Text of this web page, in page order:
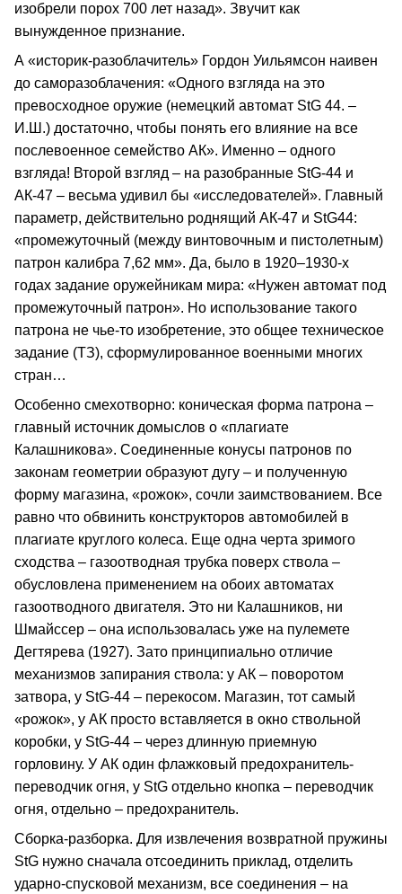
изобрели порох 700 лет назад». Звучит как
вынужденное признание.
А «историк-разоблачитель» Гордон Уильямсон наивен
до саморазоблачения: «Одного взгляда на это
превосходное оружие (немецкий автомат StG 44. –
И.Ш.) достаточно, чтобы понять его влияние на все
послевоенное семейство АК». Именно – одного
взгляда! Второй взгляд – на разобранные StG-44 и
АК-47 – весьма удивил бы «исследователей». Главный
параметр, действительно роднящий АК-47 и StG44:
«промежуточный (между винтовочным и пистолетным)
патрон калибра 7,62 мм». Да, было в 1920–1930-х
годах задание оружейникам мира: «Нужен автомат под
промежуточный патрон». Но использование такого
патрона не чье-то изобретение, это общее техническое
задание (ТЗ), сформулированное военными многих
стран…
Особенно смехотворно: коническая форма патрона –
главный источник домыслов о «плагиате
Калашникова». Соединенные конусы патронов по
законам геометрии образуют дугу – и полученную
форму магазина, «рожок», сочли заимствованием. Все
равно что обвинить конструкторов автомобилей в
плагиате круглого колеса. Еще одна черта зримого
сходства – газоотводная трубка поверх ствола –
обусловлена применением на обоих автоматах
газоотводного двигателя. Это ни Калашников, ни
Шмайссер – она использовалась уже на пулемете
Дегтярева (1927). Зато принципиально отличие
механизмов запирания ствола: у АК – поворотом
затвора, у StG-44 – перекосом. Магазин, тот самый
«рожок», у АК просто вставляется в окно ствольной
коробки, у StG-44 – через длинную приемную
горловину. У АК один флажковый предохранитель-
переводчик огня, у StG отдельно кнопка – переводчик
огня, отдельно – предохранитель.
Сборка-разборка. Для извлечения возвратной пружины
StG нужно сначала отсоединить приклад, отделить
ударно-спусковой механизм, все соединения – на